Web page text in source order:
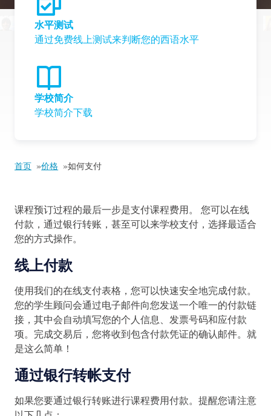
水平测试
通过免费线上测试来判断您的西语水平
学校简介
学校简介下载
首页 价格 如何支付
课程预订过程的最后一步是支付课程费用。 您可以在线
付款，通过银行转账，甚至可以来学校支付，选择最适合
您的方式操作。
线上付款
使用我们的在线支付表格，您可以快速安全地完成付款。
您的学生顾问会通过电子邮件向您发送一个唯一的付款链
接，其中会自动填写您的个人信息、发票号码和应付款
项。完成交易后，您将收到包含付款凭证的确认邮件。就
是这么简单！
通过银行转帐支付
如果您要通过银行转账进行课程费用付款。提醒您请注意